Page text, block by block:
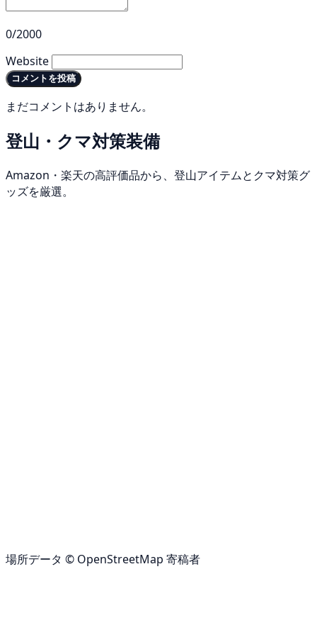
0/2000
Website
コメントを投稿
まだコメントはありません。
登山・クマ対策装備
Amazon・楽天の高評価品から、登山アイテムとクマ対策グ
ッズを厳選。
場所データ © OpenStreetMap 寄稿者